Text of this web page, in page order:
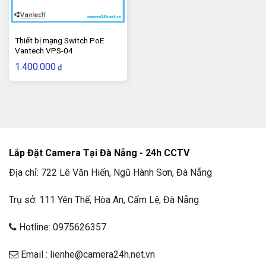
các giải pháp chuyên nghiệp, phù hợp với những tình
5. Thông số kỹ thuật
Ezviz ngoài trời 12
Điện áp đầu ra 12V – 1A – Dây dài 3.5m
Dây sạc: chuẩn Micro USB
6. Đánh giábộ nguồn camera Ezviz ngoài
Thiết bị mạng Switch PoE
Vantech VPS-04
1.400.000 ₫
Lắp Đặt Camera Tại Đà Nẵng - 24h CCTV
Địa chỉ: 722 Lê Văn Hiến, Ngũ Hành Sơn, Đà Nẵng
Trụ sở: 111 Yên Thế, Hòa An, Cẩm Lệ, Đà Nẵng
Hotline: 0975626357
Email : lienhe@camera24h.net.vn